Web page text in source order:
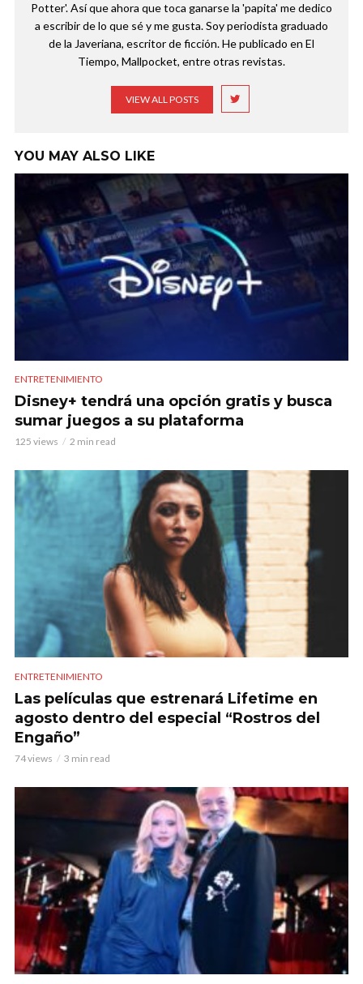
Potter'. Así que ahora que toca ganarse la 'papita' me dedico
a escribir de lo que sé y me gusta. Soy periodista graduado
de la Javeriana, escritor de ficción. He publicado en El
Tiempo, Mallpocket, entre otras revistas.
VIEW ALL POSTS
YOU MAY ALSO LIKE
ENTRETENIMIENTO
Disney+ tendrá una opción gratis y busca
sumar juegos a su plataforma
125 views 2 min read
ENTRETENIMIENTO
Las películas que estrenará Lifetime en
agosto dentro del especial “Rostros del
Engaño”
74 views 3 min read